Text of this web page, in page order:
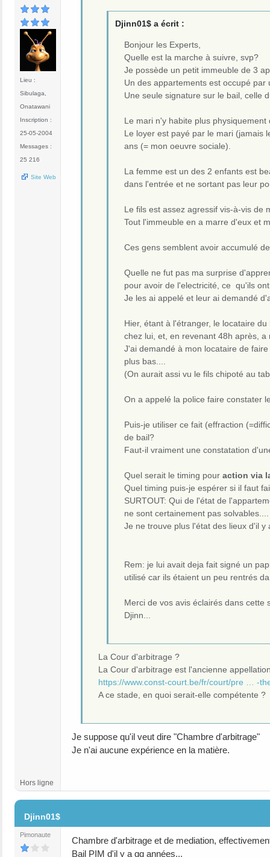
Lieu :
Sibulaga,
Onatawani
Inscription :
25-05-2004
Messages :
25 216
Site Web
Djinn01$ a écrit :
Bonjour les Experts,
Quelle est la marche à suivre, svp?
Je possède un petit immeuble de 3
Un des appartements est occupé
Une seule signature sur le bail, celle
Le mari n'y habite plus
Le loyer est payé par le mari (jamais
ans (= mon oeuvre sociale).
La femme est un des 2 enfants est
dans l'entrée et ne sortant pas leur
Le fils est assez agressif vis-à-vis de
Tout l'immeuble en a marre d'eux et
Ces gens semblent avoir accumulé
Quelle ne fut pas ma surprise
pour avoir de l'electricité, ce qu'ils
Je les ai appelé et leur ai demandé
Hier, étant à l'étranger, le locataire
chez lui, et, en revenant 48h après,
J'ai demandé à mon locataire de
plus bas....
(On aurait assi vu le fils chipoté au
On a appelé la police faire constater
Puis-je utiliser ce fait (effraction
de bail?
Faut-il vraiment une constatation
Quel serait le timing pour action via
Quel timing puis-je espérer si il faut
SURTOUT: Qui de l'état de
ne sont certainement pas solvables....
Je ne trouve plus l'état des lieux d'il y
Rem: je lui avait deja fait signé un
utilisé car ils étaient un peu rentrés
Merci de vos avis éclairés dans cette
Djinn...
La Cour d'arbitrage ?
La Cour d'arbitrage est l'ancienne
https://www.const-court.be/fr/court/pre … -
A ce stade, en quoi serait-elle compétente ?
Je suppose qu'il veut dire "Chambre d'arbitrage"
Je n'ai aucune expérience en la matière.
Hors ligne
Djinn01$
Pimonaute
Chambre d'arbitrage et de mediation,
Bail PIM d'il y a qq années...